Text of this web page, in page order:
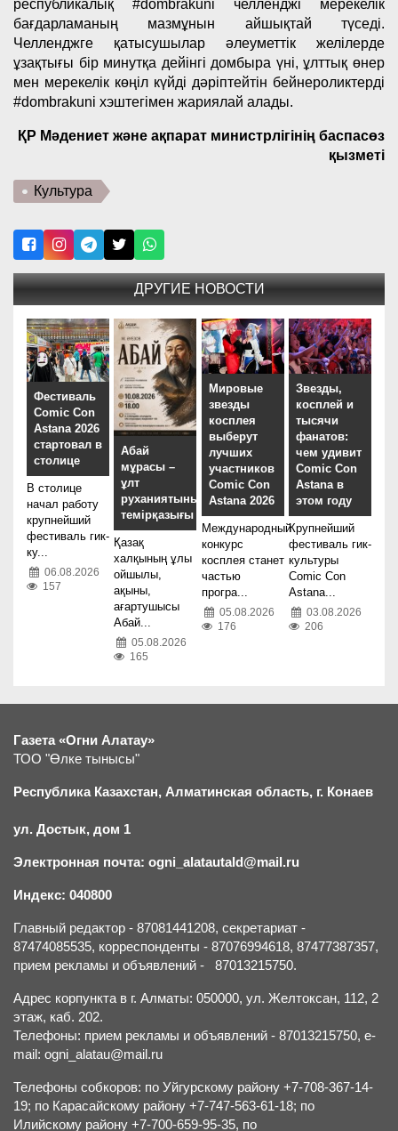
республикалық #dombrakuni челленджі мерекелік
бағдарламаның мазмұнын айшықтай түседі.
Челленджге қатысушылар әлеуметтік желілерде
ұзақтығы бір минутқа дейінгі домбыра үні, ұлттық өнер
мен мерекелік көңіл күйді дәріптейтін бейнероликтерді
#dombrakuni хэштегімен жариялай алады.
ҚР Мәдениет және ақпарат министрлігінің баспасөз
қызметі
Культура
ДРУГИЕ НОВОСТИ
Фестиваль
Comic Con
Astana 2026
стартовал в
столице
В столице
начал работу
крупнейший
фестиваль гик-
ку...
06.08.2026
157
Абай
мұрасы –
ұлт
руханиятының
темірқазығы
Қазақ
халқының ұлы
ойшылы,
ақыны,
ағартушысы
Абай...
05.08.2026
165
Мировые
звезды
косплея
выберут
лучших
участников
Comic Con
Astana 2026
Международный
конкурс
косплея станет
частью
програ...
05.08.2026
176
Звезды,
косплей и
тысячи
фанатов:
чем удивит
Comic Con
Astana в
этом году
Крупнейший
фестиваль гик-
культуры
Comic Con
Astana...
03.08.2026
206
Газета «Огни Алатау»
ТОО "Өлке тынысы"
Республика Казахстан, Алматинская область, г. Конаев
ул. Достык, дом 1
Электронная почта: ogni_alatautald@mail.ru
Индекс: 040800
Главный редактор - 87081441208, секретариат -
87474085535, корреспонденты - 87076994618, 87477387357,
прием рекламы и объявлений - 87013215750.
Адрес корпункта в г. Алматы: 050000, ул. Желтоксан, 112, 2
этаж, каб. 202.
Телефоны: прием рекламы и объявлений - 87013215750, e-
mail: ogni_alatau@mail.ru
Телефоны собкоров: по Уйгурскому району +7-708-367-14-
19; по Карасайскому району +7-747-563-61-18; по
Илийскому району +7-700-659-95-35, по